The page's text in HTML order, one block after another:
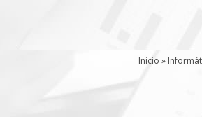
Inicio »